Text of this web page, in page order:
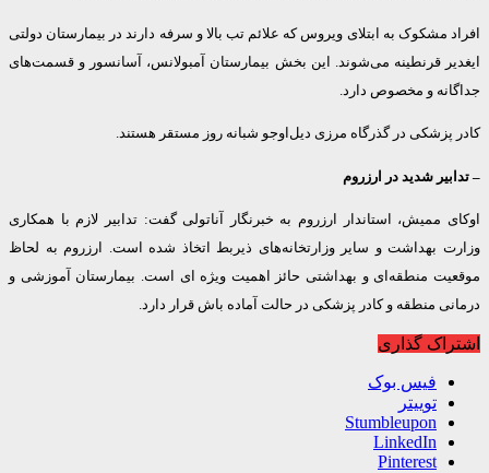
مشکوک به ابتلای ویروس که علائم تب بالا و سرفه دارند در بیمارستان دولتی
قرنطینه می‌شوند. این بخش بیمارستان آمبولانس، آسانسور و قسمت‌های
و مخصوص دارد.
پزشکی در گذرگاه مرزی دیل‌اوجو شبانه روز مستقر هستند.
شدید در ارزروم
ممیش، استاندار ارزروم به خبرنگار آناتولی گفت: تدابیر لازم با همکاری
بهداشت و سایر وزارتخانه‌های ذیربط اتخاذ شده است. ارزروم به لحاظ
منطقه‌ای و بهداشتی حائز اهمیت ویژه ای است. بیمارستان آموزشی و
منطقه و کادر پزشکی در حالت آماده باش قرار دارد.
گذاری
فیس بوک
توییتر
Stumbleupon
LinkedIn
Pinterest